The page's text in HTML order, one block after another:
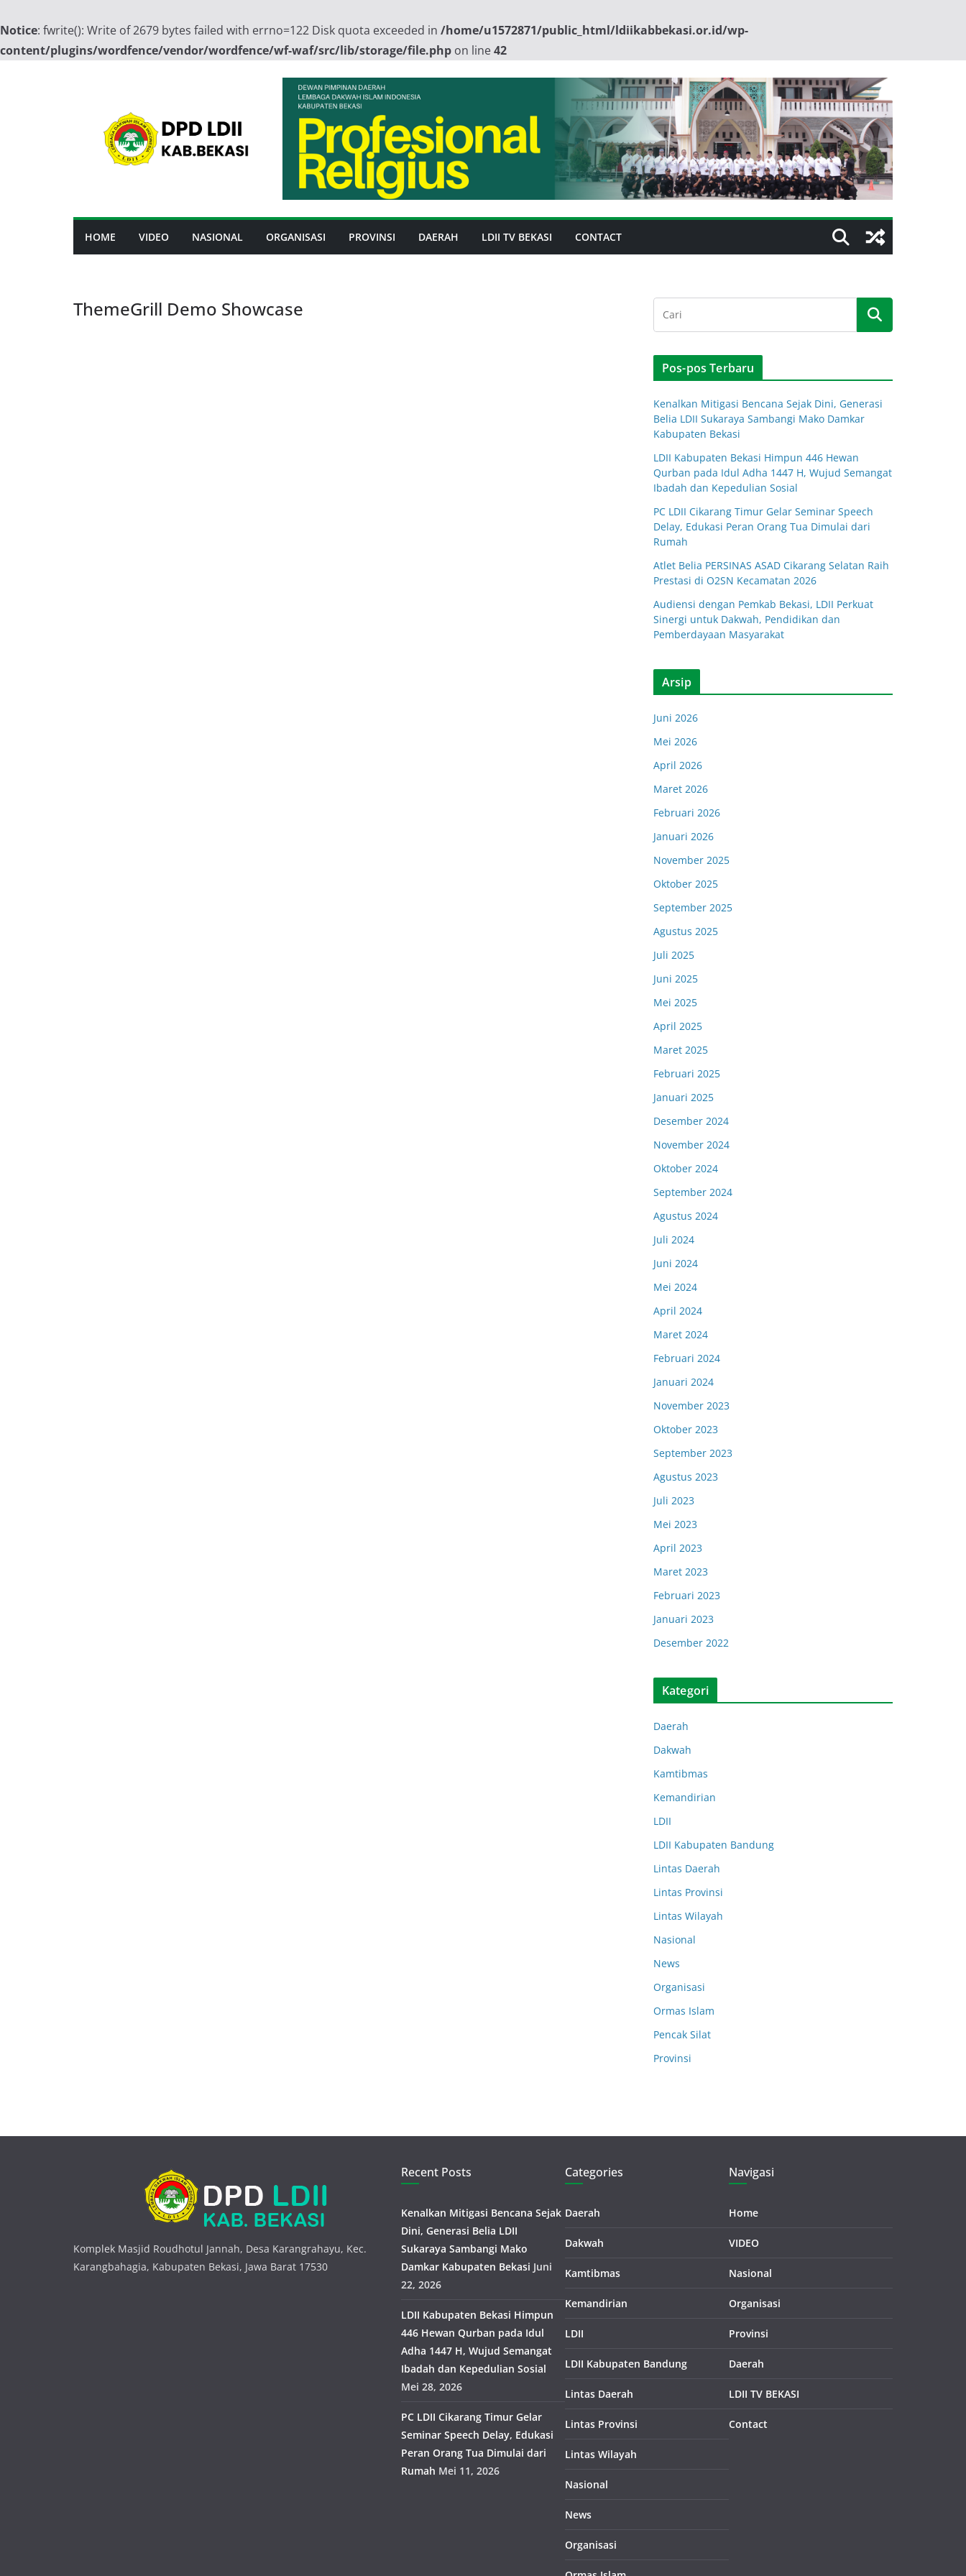
Notice: fwrite(): Write of 2679 bytes failed with errno=122 Disk quota exceeded in /home/u1572871/public_html/ldiikabbekasi.or.id/wp-
content/plugins/wordfence/vendor/wordfence/wf-waf/src/lib/storage/file.php on line42
HOME VIDEO NASIONAL ORGANISASI PROVINSI DAERAH LDII TV BEKASI CONTACT
ThemeGrill Demo Showcase
Pos-pos Terbaru
Kenalkan Mitigasi Bencana Sejak Dini, Generasi
Belia LDII Sukaraya Sambangi Mako Damkar
Kabupaten Bekasi
LDII Kabupaten Bekasi Himpun 446 Hewan
Qurban pada Idul Adha 1447 H, Wujud Semangat
Ibadah dan Kepedulian Sosial
PC LDII Cikarang Timur Gelar Seminar Speech
Delay, Edukasi Peran Orang Tua Dimulai dari
Rumah
Atlet Belia PERSINAS ASAD Cikarang Selatan Raih
Prestasi di O2SN Kecamatan 2026
Audiensi dengan Pemkab Bekasi, LDII Perkuat
Sinergi untuk Dakwah, Pendidikan dan
Pemberdayaan Masyarakat
Arsip
Juni 2026
Mei 2026
April 2026
Maret 2026
Februari 2026
Januari 2026
November 2025
Oktober 2025
September 2025
Agustus 2025
Juli 2025
Juni 2025
Mei 2025
April 2025
Maret 2025
Februari 2025
Januari 2025
Desember 2024
November 2024
Oktober 2024
September 2024
Agustus 2024
Juli 2024
Juni 2024
Mei 2024
April 2024
Maret 2024
Februari 2024
Januari 2024
November 2023
Oktober 2023
September 2023
Agustus 2023
Juli 2023
Mei 2023
April 2023
Maret 2023
Februari 2023
Januari 2023
Desember 2022
Kategori
Daerah
Dakwah
Kamtibmas
Kemandirian
LDII
LDII Kabupaten Bandung
Lintas Daerah
Lintas Provinsi
Lintas Wilayah
Nasional
News
Organisasi
Ormas Islam
Pencak Silat
Provinsi
Komplek Masjid Roudhotul Jannah, Desa Karangrahayu, Kec.
Karangbahagia, Kabupaten Bekasi, Jawa Barat 17530
Recent Posts
Kenalkan Mitigasi Bencana Sejak
Dini, Generasi Belia LDII
Sukaraya Sambangi Mako
Damkar Kabupaten Bekasi Juni
22, 2026
LDII Kabupaten Bekasi Himpun
446 Hewan Qurban pada Idul
Adha 1447 H, Wujud Semangat
Ibadah dan Kepedulian Sosial
Mei 28, 2026
PC LDII Cikarang Timur Gelar
Seminar Speech Delay, Edukasi
Peran Orang Tua Dimulai dari
Rumah Mei 11, 2026
Categories
Daerah
Dakwah
Kamtibmas
Kemandirian
LDII
LDII Kabupaten Bandung
Lintas Daerah
Lintas Provinsi
Lintas Wilayah
Nasional
News
Organisasi
Navigasi
Home
VIDEO
Nasional
Organisasi
Provinsi
Daerah
LDII TV BEKASI
Contact